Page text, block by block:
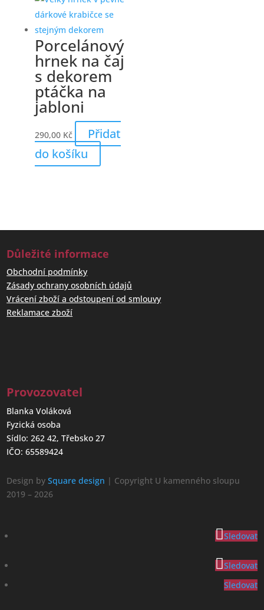
Porcelánový
hrnek na čaj
s dekorem
ptáčka na
jabloni
290,00 Kč
Přidat
do košíku
Důležité informace
Obchodní podmínky
Zásady ochrany osobních údajů
Vrácení zboží a odstoupení od smlouvy
Reklamace zboží
Provozovatel
Blanka Voláková
Fyzická osoba
Sídlo: 262 42, Třebsko 27
IČO: 65589424
Design bySquare design | Copyright U kamenného sloupu
2019 – 2026
Sledovat
Sledovat
Sledovat